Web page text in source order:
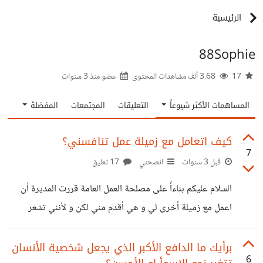
الرئيسية
88Sophie
عضو منذ3 سنوات
المساهمات الأكثر شيوعاً التعليقات المجتمعات المفضلة
7
كيف اتعامل مع زميلة عمل تنافسني؟
قبل 3 سنوات انصحني
السلام عليكم بناءاً على مصلحة العمل العامة قررت المديرة أن
اعمل مع زميلة أخرى لي و هي أقدم مني لكن و لأنني تشعر
بالمنافسة اتجاهي كوني من الجيل الجديد و ادائي لا يقل عن
ادائها في العمل بل و سبقتها هذا العام هي بدأت تضغط عليّ
برأيك ما الدافع الأكبر الذي يجعل شخصية الأنسان